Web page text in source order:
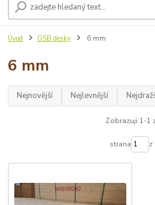
Úvod OSB desky 6 mm
6 mm
Nejnovější Nejlevnější
Zobrazuji 1-1
strana z